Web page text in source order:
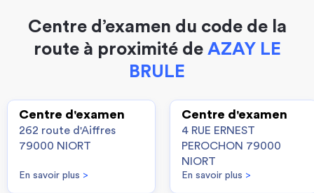
Centre d’examen du code de la
route à proximité de AZAY LE
BRULE
Centre d'examen
262 route d'Aiffres
79000 NIORT
En savoir plus >
Centre d'examen
4 RUE ERNEST
PEROCHON 79000
NIORT
En savoir plus >